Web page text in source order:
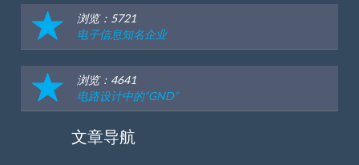
浏览：5721
电子信息知名企业
浏览：4641
电路设计中的“GND”
文章导航